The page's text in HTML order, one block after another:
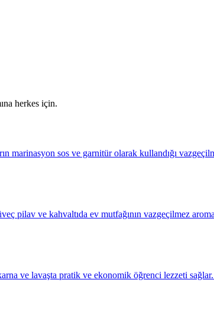
herkes için.
marinasyon sos ve garnitür olarak kullandığı
pilav ve kahvaltıda ev mutfağının vazgeçilmez
ve lavaşta pratik ve ekonomik öğrenci lezzeti